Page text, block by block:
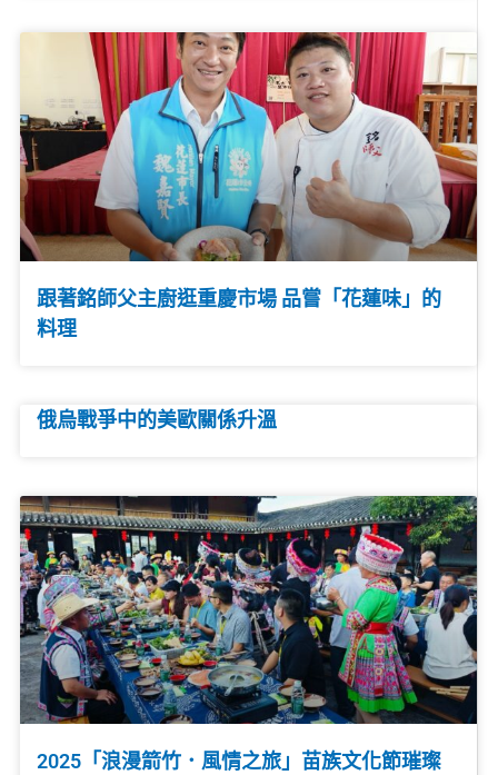
跟著銘師父主廚逛重慶市場 品嘗「花蓮味」的
料理
俄烏戰爭中的美歐關係升溫
2025「浪漫箭竹．風情之旅」苗族文化節璀璨